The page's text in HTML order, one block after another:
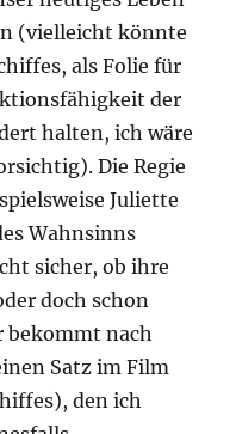
(vielleicht könnte
als Folie für
der
halten, ich wäre
Die Regie
Juliette
Wahnsinns
sicher, ob ihre
doch schon
bekommt nach
Satz im Film
den ich